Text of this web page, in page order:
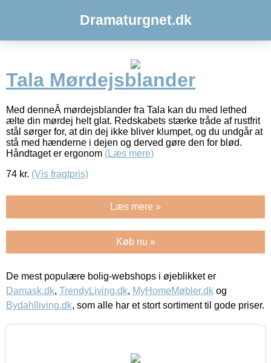
Dramaturgnet.dk
Tala Mørdejsblander
Med denneÂ mørdejsblander fra Tala kan du med lethed
ælte din mørdej helt glat. Redskabets stærke tråde af rustfrit
stål sørger for, at din dej ikke bliver klumpet, og du undgår at
stå med hænderne i dejen og derved gøre den for blød.
Håndtaget er ergonom (Læs mere)
74 kr. (Vis fragtpris)
Læs mere »
Køb nu »
De mest populære bolig-webshops i øjeblikket er
Damask.dk, TrendyLiving.dk, MyHomeMøbler.dk og
Bydahlliving.dk, som alle har et stort sortiment til gode priser.